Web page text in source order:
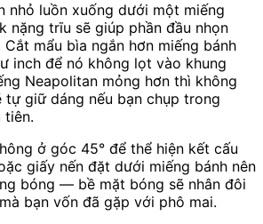
nhỏ luồn xuống dưới một miếng
nặng trĩu sẽ giúp phần đầu nhọn
mẩu bìa ngắn hơn miếng bánh
inch để nó không lọt vào khung
Neapolitan mỏng hơn thì không
giữ dáng nếu bạn chụp trong
tiên.
ở góc 45° để thể hiện kết cấu
giấy nến đặt dưới miếng bánh nên
bóng — bề mặt bóng sẽ nhân đôi
bạn vốn đã gặp với phô mai.